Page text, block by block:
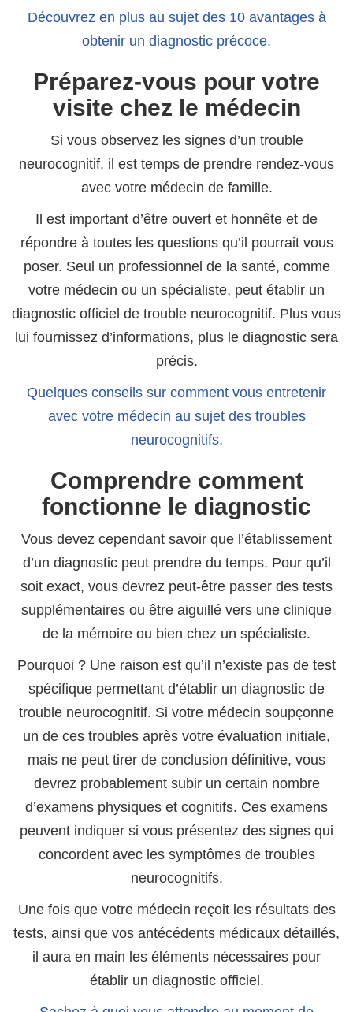
Découvrez en plus au sujet des 10 avantages à
obtenir un diagnostic précoce.
Préparez-vous pour votre
visite chez le médecin
Si vous observez les signes d’un trouble
neurocognitif, il est temps de prendre rendez-vous
avec votre médecin de famille.
Il est important d’être ouvert et honnête et de
répondre à toutes les questions qu’il pourrait vous
poser. Seul un professionnel de la santé, comme
votre médecin ou un spécialiste, peut établir un
diagnostic officiel de trouble neurocognitif. Plus vous
lui fournissez d’informations, plus le diagnostic sera
précis.
Quelques conseils sur comment vous entretenir
avec votre médecin au sujet des troubles
neurocognitifs.
Comprendre comment
fonctionne le diagnostic
Vous devez cependant savoir que l’établissement
d’un diagnostic peut prendre du temps. Pour qu’il
soit exact, vous devrez peut-être passer des tests
supplémentaires ou être aiguillé vers une clinique
de la mémoire ou bien chez un spécialiste.
Pourquoi ? Une raison est qu’il n’existe pas de test
spécifique permettant d’établir un diagnostic de
trouble neurocognitif. Si votre médecin soupçonne
un de ces troubles après votre évaluation initiale,
mais ne peut tirer de conclusion définitive, vous
devrez probablement subir un certain nombre
d’examens physiques et cognitifs. Ces examens
peuvent indiquer si vous présentez des signes qui
concordent avec les symptômes de troubles
neurocognitifs.
Une fois que votre médecin reçoit les résultats des
tests, ainsi que vos antécédents médicaux détaillés,
il aura en main les éléments nécessaires pour
établir un diagnostic officiel.